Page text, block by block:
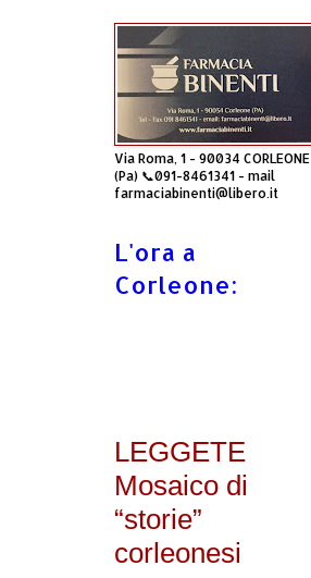
Via Roma, 1 - 90034 CORLEONE
(Pa) 📞091-8461341 - mail
farmaciabinenti@libero.it
L'ora a
Corleone:
LEGGETE
Mosaico di
“storie”
corleonesi